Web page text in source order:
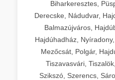
Biharkeresztes,
Derecske, Nádudvar,
Balmazújváros,
Hajdúhadház,
Mezőcsát, Polgár,
Tiszavasvári,
Szikszó, Szerencs,